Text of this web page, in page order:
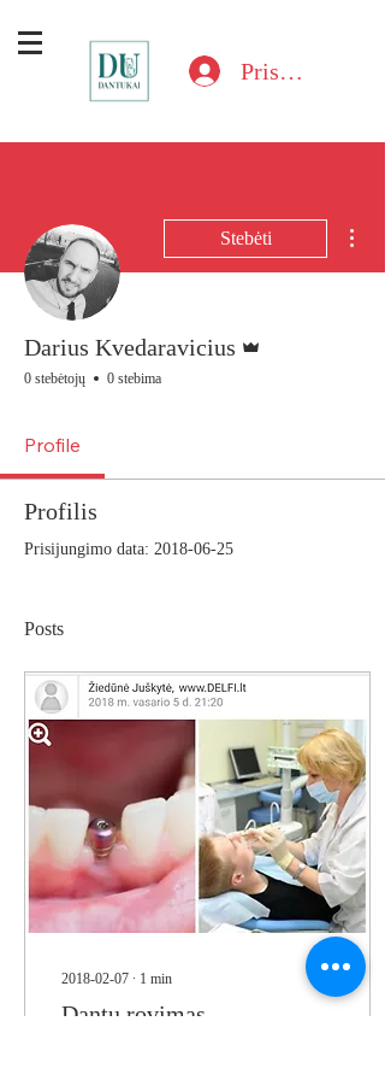
Prisijungti
Stebėti
Darius Kvedaravicius
0 stebėtojų 0 stebima
Profile
Profilis
Prisijungimo data: 2018-06-25
Posts
2018-02-07 ∙ 1 min
Dantų rovimas